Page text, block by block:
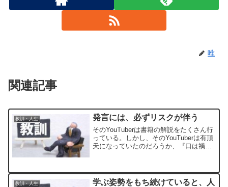
唯
関連記事
教訓・人生 発言には、必ずリスクが伴う
そのYouTuberは書籍の解説をたくさん行
っている。しかし、そのYouTuberは有頂
天になっていたのだろうか、『口は禍の
いうことは、つねにリスクを伴う。
教訓・人生
学ぶ姿勢をもち続けていると、人